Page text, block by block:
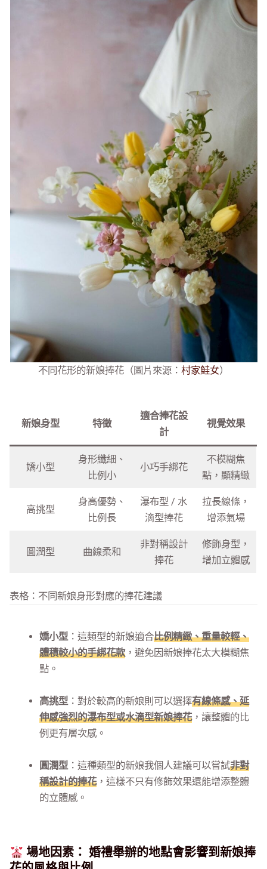
不同花形的新娘捧花（圖片來源： 村家鮭女）
新娘身型 特徵
適合捧花設
計
視覺效果
嬌小型
身形纖細、
比例小
小巧手綁花
不模糊焦
點，顯精緻
高挑型
身高優勢、
比例長
瀑布型 / 水
滴型捧花
拉長線條，
增添氣場
圓潤型 曲線柔和
非對稱設計
捧花
修飾身型，
增加立體感
表格：不同新娘身形對應的捧花建議
嬌小型：這類型的新娘適合比例精緻、重量較輕、
體積較小的手綁花款，避免因新娘捧花太大模糊焦
點。
高挑型：對於較高的新娘則可以選擇有線條感、延
伸感強烈的瀑布型或水滴型新娘捧花，讓整體的比
例更有層次感。
圓潤型：這種類型的新娘我個人建議可以嘗試非對
稱設計的捧花，這樣不只有修飾效果還能增添整體
的立體感。
場地因素： 婚禮舉辦的地點會影響到新娘捧